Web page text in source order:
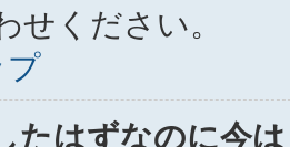
せください。
プ
たはずなのに今